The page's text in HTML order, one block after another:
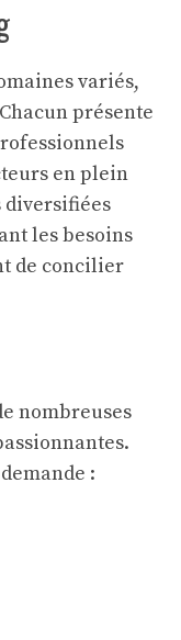
variés,
présente
en plein
diversifiées
les besoins
de concilier
nombreuses
: